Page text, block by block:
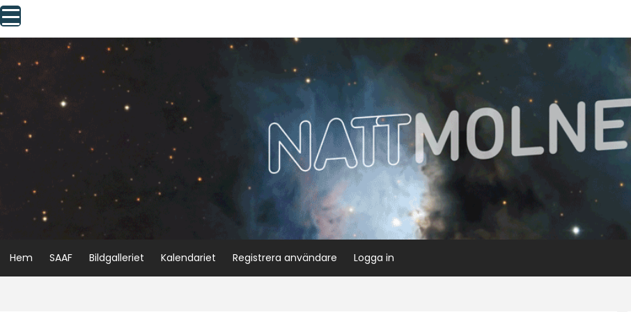
Skip
to
content
Hem SAAF Bildgalleriet Kalendariet Registrera användare Logga in